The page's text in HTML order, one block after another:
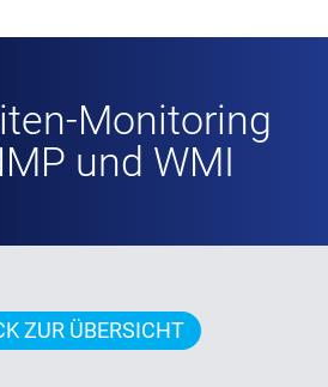
Monitoring
und WMI
ZUR ÜBERSICHT